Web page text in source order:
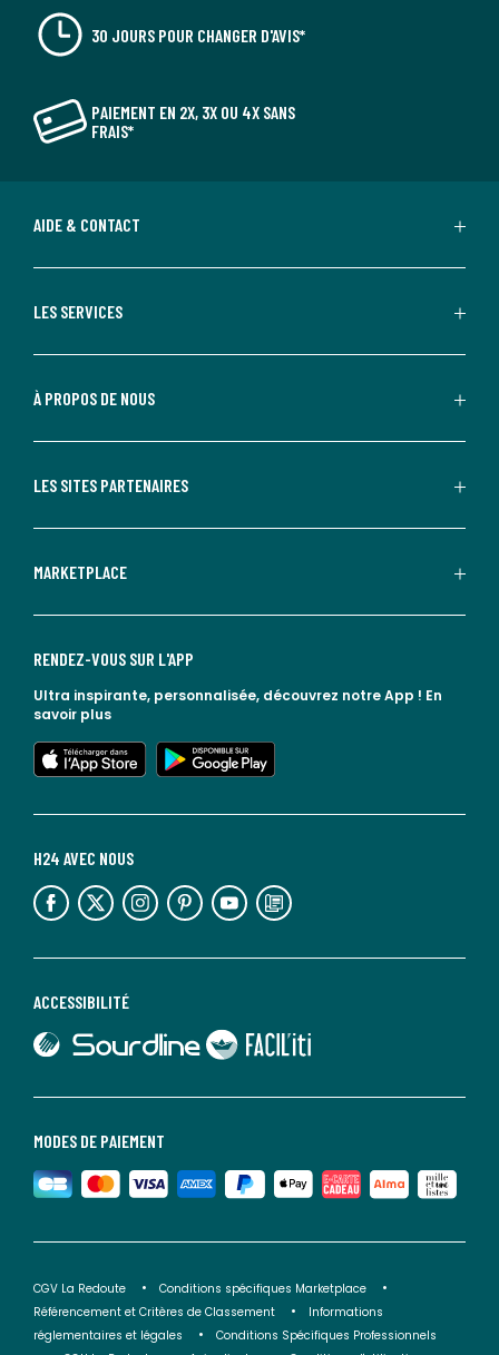
30 JOURS POUR CHANGER D'AVIS*
PAIEMENT EN 2X, 3X OU 4X SANS
FRAIS*
AIDE & CONTACT
LES SERVICES
À PROPOS DE NOUS
LES SITES PARTENAIRES
MARKETPLACE
MODES DE PAIEMENT
ACCESSIBILITÉ
lien vers Faciliti
H24 AVEC NOUS
lien vers l'espace réseaux sociaux lien vers l'espace réseaux sociaux lien vers l'espace réseaux sociaux lien vers l'espace réseaux sociaux lien vers l'espace réseaux sociaux lien vers le blog la redoute
RENDEZ-VOUS SUR L'APP
Ultra inspirante, personnalisée, découvrez notre App ! En
savoir plus
lien vers l'app store
lien vers google play
CGV La Redoute
Conditions spécifiques Marketplace
Référencement et Critères de Classement
Informations
réglementaires et légales
Conditions Spécifiques Professionnels